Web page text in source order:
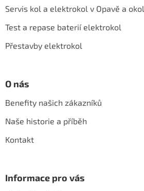
Servis kol a elektrokol v Opavě a
Test a repase baterií elektrokol
Přestavby elektrokol
O nás
Benefity našich zákazníků
Naše historie a příběh
Kontakt
Informace pro vás